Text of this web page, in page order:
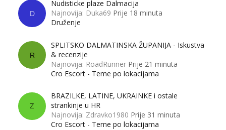
D
Nudisticke plaze Dalmacija
Najnovija: Duka69 Prije 18 minuta
Druženje
R
SPLITSKO DALMATINSKA ŽUPANIJA - Iskustva
& recenzije
Najnovija: RoadRunner Prije 21 minuta
Cro Escort - Teme po lokacijama
Z
BRAZILKE, LATINE, UKRAINKE i ostale
strankinje u HR
Najnovija: Zdravko1980 Prije 31 minuta
Cro Escort - Teme po lokacijama